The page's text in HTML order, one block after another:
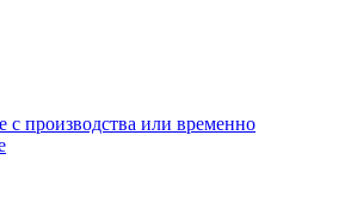
с производства или временно